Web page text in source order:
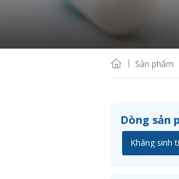
Sản phẩm
Dòng sản